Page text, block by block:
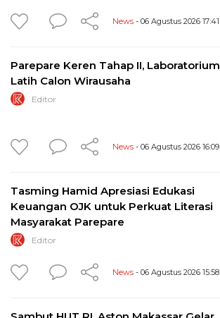
News - 06 Agustus 2026 17:41
Parepare Keren Tahap II, Laboratorium
Latih Calon Wirausaha
Editor
News - 06 Agustus 2026 16:09
Tasming Hamid Apresiasi Edukasi
Keuangan OJK untuk Perkuat Literasi
Masyarakat Parepare
Editor
News - 06 Agustus 2026 15:58